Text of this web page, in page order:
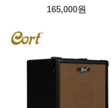
165,000원